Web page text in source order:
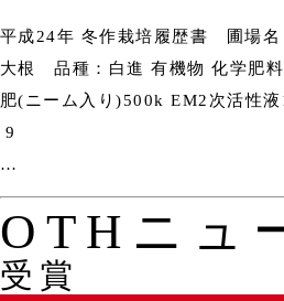
平成24年 冬作栽培履歴書 圃場
大根 品種：白進 有機物 化学肥
肥(ニーム入り)500k EM2次活性
9
…
OTHニュ
受賞